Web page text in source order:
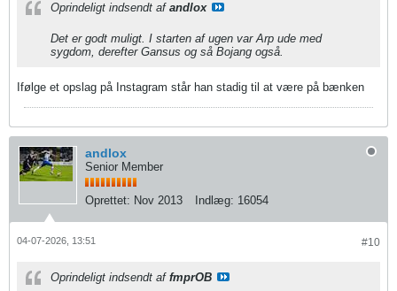
Oprindeligt indsendt af andlox
Det er godt muligt. I starten af ugen var Arp ude med
sygdom, derefter Gansus og så Bojang også.
Ifølge et opslag på Instagram står han stadig til at være på bænken
andlox
Senior Member
Oprettet: Nov 2013 Indlæg: 16054
#10
04-07-2026, 13:51
Oprindeligt indsendt af fmprOB